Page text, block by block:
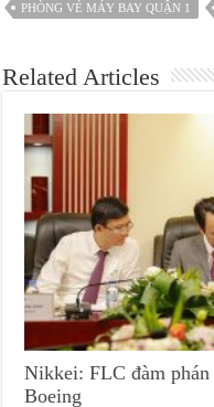
PHÒNG VÉ MÁY BAY QUẬN 1
Related Articles
Nikkei: FLC đàm
Boeing